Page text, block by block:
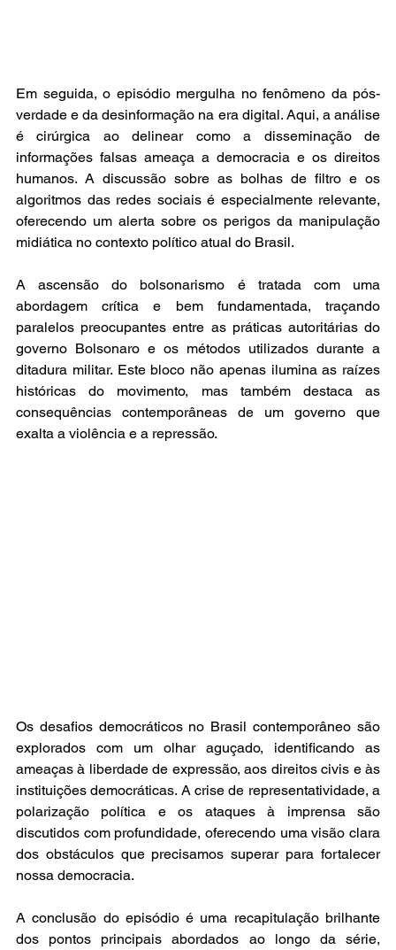
Em seguida, o episódio mergulha no fenômeno da pós-
verdade e da desinformação na era digital. Aqui, a análise
é cirúrgica ao delinear como a disseminação de
informações falsas ameaça a democracia e os direitos
humanos. A discussão sobre as bolhas de filtro e os
algoritmos das redes sociais é especialmente relevante,
oferecendo um alerta sobre os perigos da manipulação
midiática no contexto político atual do Brasil.
A ascensão do bolsonarismo é tratada com uma
abordagem crítica e bem fundamentada, traçando
paralelos preocupantes entre as práticas autoritárias do
governo Bolsonaro e os métodos utilizados durante a
ditadura militar. Este bloco não apenas ilumina as raízes
históricas do movimento, mas também destaca as
consequências contemporâneas de um governo que
exalta a violência e a repressão.
Os desafios democráticos no Brasil contemporâneo são
explorados com um olhar aguçado, identificando as
ameaças à liberdade de expressão, aos direitos civis e às
instituições democráticas. A crise de representatividade, a
polarização política e os ataques à imprensa são
discutidos com profundidade, oferecendo uma visão clara
dos obstáculos que precisamos superar para fortalecer
nossa democracia.
A conclusão do episódio é uma recapitulação brilhante
dos pontos principais abordados ao longo da série,